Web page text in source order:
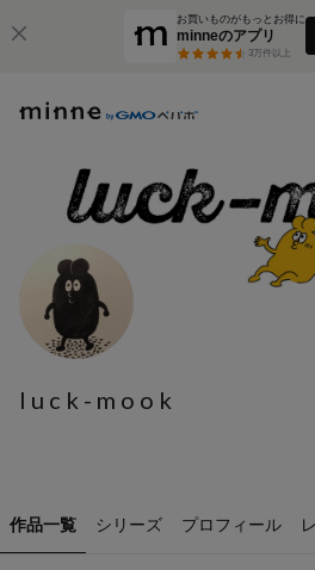
お買いものがもっとお得に
minneのアプリ
3万件以上
luck-mook
作品一覧 シリーズ プロフィール